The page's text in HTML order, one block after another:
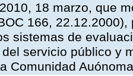
18 marzo, que
166,
sistemas de
servicio público y
Comunidad